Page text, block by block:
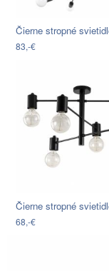
83,-€
Čierne stropné
68,-€